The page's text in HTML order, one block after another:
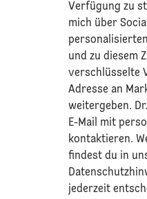
Verfügung zu
mich über
und zu diesem
verschlüsselte
Adresse an
weitergeben.
E-Mail mit
kontaktieren.
findest du in
jederzeit